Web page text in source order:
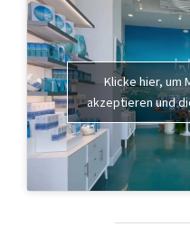
Klicke hier, um
akzeptieren und